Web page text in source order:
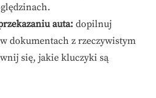
auta: dopilnuj
dokumentach z rzeczywistym
się, jakie kluczyki są